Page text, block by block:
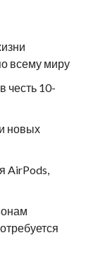
всему миру
честь 10-
новых
AirPods,